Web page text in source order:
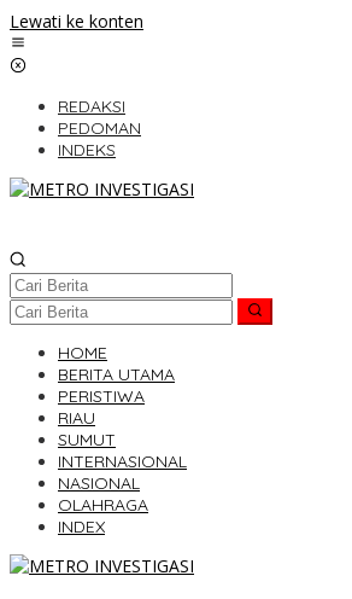
Lewati ke konten
REDAKSI
PEDOMAN
INDEKS
HOME
BERITA UTAMA
PERISTIWA
RIAU
SUMUT
INTERNASIONAL
NASIONAL
OLAHRAGA
INDEX